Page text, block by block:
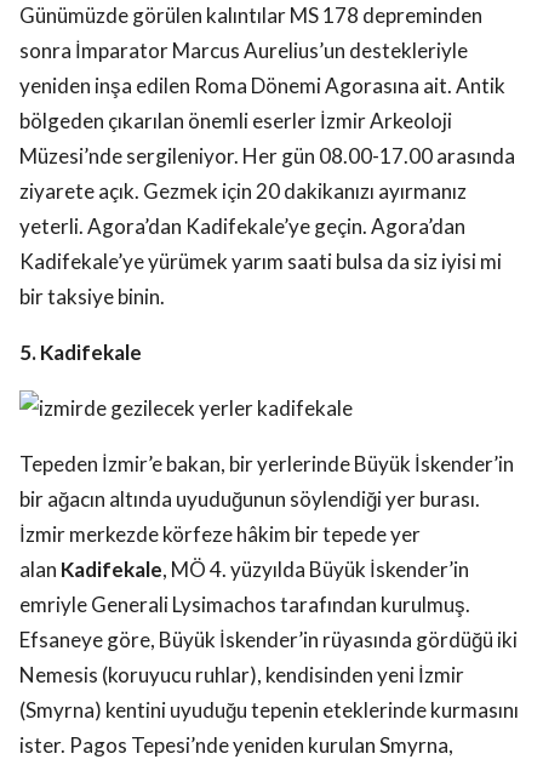
Günümüzde görülen kalıntılar MS 178 depreminden
sonra İmparator Marcus Aurelius’un destekleriyle
yeniden inşa edilen Roma Dönemi Agorasına ait. Antik
bölgeden çıkarılan önemli eserler İzmir Arkeoloji
Müzesi’nde sergileniyor. Her gün 08.00-17.00 arasında
ziyarete açık. Gezmek için 20 dakikanızı ayırmanız
yeterli. Agora’dan Kadifekale’ye geçin. Agora’dan
Kadifekale’ye yürümek yarım saati bulsa da siz iyisi mi
bir taksiye binin.
5. Kadifekale
Tepeden İzmir’e bakan, bir yerlerinde Büyük İskender’in
bir ağacın altında uyuduğunun söylendiği yer burası.
İzmir merkezde körfeze hâkim bir tepede yer
alan Kadifekale, MÖ 4. yüzyılda Büyük İskender’in
emriyle Generali Lysimachos tarafından kurulmuş.
Efsaneye göre, Büyük İskender’in rüyasında gördüğü iki
Nemesis (koruyucu ruhlar), kendisinden yeni İzmir
(Smyrna) kentini uyuduğu tepenin eteklerinde kurmasını
ister. Pagos Tepesi’nde yeniden kurulan Smyrna,